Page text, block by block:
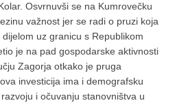
Osvrnuvši se na Kumrovečku
važnost jer se radi o pruzi koja
uz granicu s Republikom
je na pad gospodarske aktivnosti
Zagorja otkako je pruga
investicija ima i demografsku
i očuvanju stanovništva u